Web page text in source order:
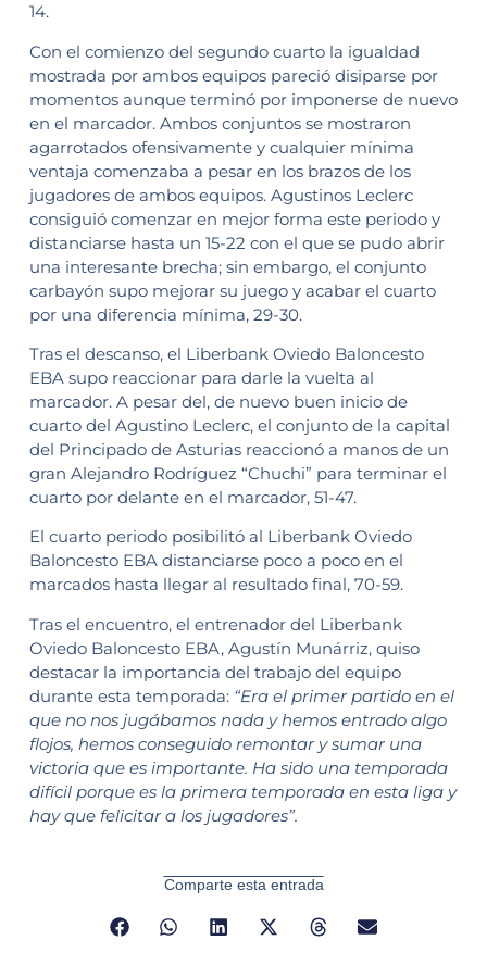
14.
Con el comienzo del segundo cuarto la igualdad
mostrada por ambos equipos pareció disiparse por
momentos aunque terminó por imponerse de nuevo
en el marcador. Ambos conjuntos se mostraron
agarrotados ofensivamente y cualquier mínima
ventaja comenzaba a pesar en los brazos de los
jugadores de ambos equipos. Agustinos Leclerc
consiguió comenzar en mejor forma este periodo y
distanciarse hasta un 15-22 con el que se pudo abrir
una interesante brecha; sin embargo, el conjunto
carbayón supo mejorar su juego y acabar el cuarto
por una diferencia mínima, 29-30.
Tras el descanso, el Liberbank Oviedo Baloncesto
EBA supo reaccionar para darle la vuelta al
marcador. A pesar del, de nuevo buen inicio de
cuarto del Agustino Leclerc, el conjunto de la capital
del Principado de Asturias reaccionó a manos de un
gran Alejandro Rodríguez “Chuchi” para terminar el
cuarto por delante en el marcador, 51-47.
El cuarto periodo posibilitó al Liberbank Oviedo
Baloncesto EBA distanciarse poco a poco en el
marcados hasta llegar al resultado final, 70-59.
Tras el encuentro, el entrenador del Liberbank
Oviedo Baloncesto EBA, Agustín Munárriz, quiso
destacar la importancia del trabajo del equipo
durante esta temporada: “Era el primer partido en el
que no nos jugábamos nada y hemos entrado algo
flojos, hemos conseguido remontar y sumar una
victoria que es importante. Ha sido una temporada
difícil porque es la primera temporada en esta liga y
hay que felicitar a los jugadores”.
Comparte esta entrada